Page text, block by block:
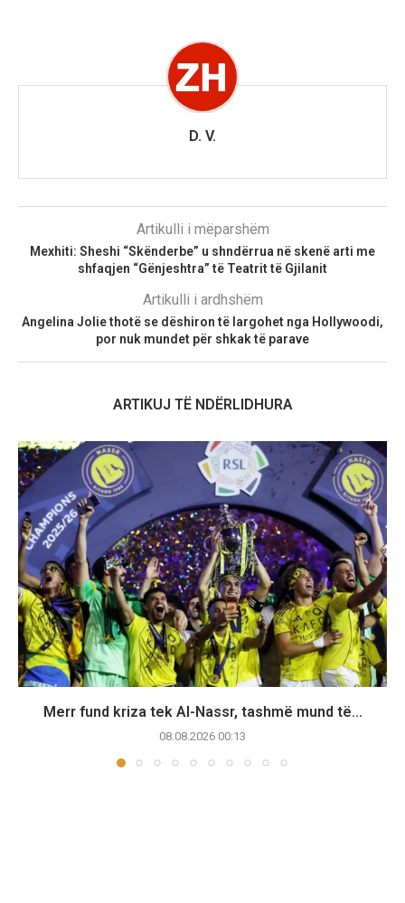
D. V.
Artikulli i mëparshëm
Mexhiti: Sheshi “Skënderbe” u shndërrua në skenë arti me
shfaqjen “Gënjeshtra” të Teatrit të Gjilanit
Artikulli i ardhshëm
Angelina Jolie thotë se dëshiron të largohet nga Hollywoodi,
por nuk mundet për shkak të parave
ARTIKUJ TË NDËRLIDHURA
Merr fund kriza tek Al-Nassr, tashmë mund të...
08.08.2026 00:13